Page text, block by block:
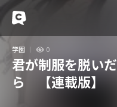
学園 0
君が制服を脱いだ
ら 【連載版】